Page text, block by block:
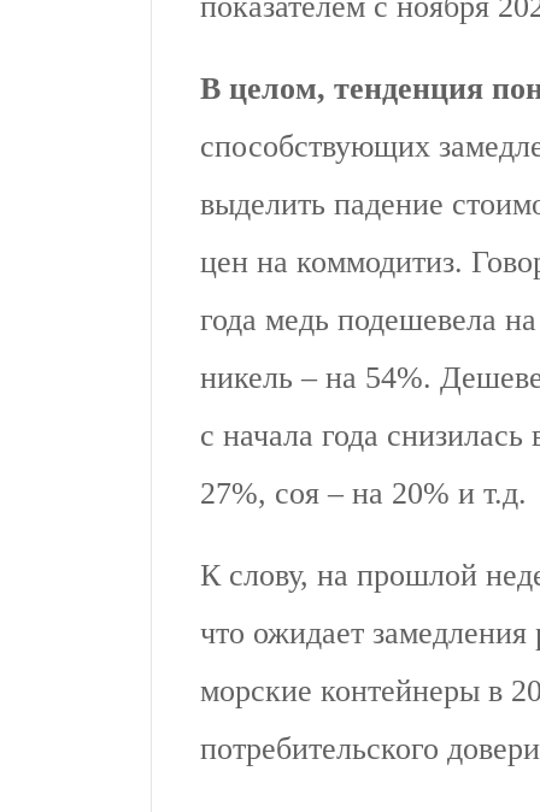
В целом, тенденция
способствующих
выделить падение
цен на коммодитиз.
года медь подешевела
никель – на 54%.
с начала года
27%, соя – на 20% и т.д.
К слову, на прошлой
что ожидает
морские контейнеры в
потребительского